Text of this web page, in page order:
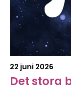
22 juni 2026
Det stora